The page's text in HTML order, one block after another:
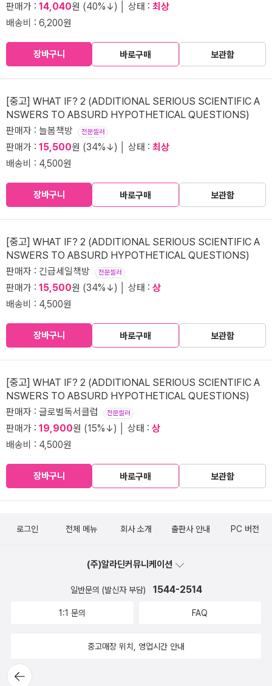
판매가 : 14,040원 (40%↓) │ 상태 : 최상
배송비 : 6,200원
장바구니 바로구매 보관함
[중고] WHAT IF? 2 (ADDITIONAL SERIOUS SCIENTIFIC A
NSWERS TO ABSURD HYPOTHETICAL QUESTIONS)
판매자 : 늘봄책방 전문셀러
판매가 : 15,500원 (34%↓) │ 상태 : 최상
배송비 : 4,500원
장바구니 바로구매 보관함
[중고] WHAT IF? 2 (ADDITIONAL SERIOUS SCIENTIFIC A
NSWERS TO ABSURD HYPOTHETICAL QUESTIONS)
판매자 : 긴급세일책방 전문셀러
판매가 : 15,500원 (34%↓) │ 상태 : 상
배송비 : 4,500원
장바구니 바로구매 보관함
[중고] WHAT IF? 2 (ADDITIONAL SERIOUS SCIENTIFIC A
NSWERS TO ABSURD HYPOTHETICAL QUESTIONS)
판매자 : 글로벌독서클럽 전문셀러
판매가 : 19,900원 (15%↓) │ 상태 : 상
배송비 : 4,500원
장바구니 바로구매 보관함
뒤로가
로그인 전체 메뉴 회사 소개 출판사 안내 PC 버전
(주)알라딘커뮤니케이션
일반문의 (발신자 부담) 1544-2514
1:1 문의 FAQ
중고매장 위치, 영업시간 안내